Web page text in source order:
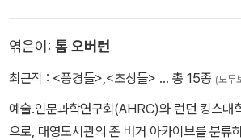
스의 작은 시골 마을에 머물며 농사일과 작업
계 이후에도 여전히 세계 곳곳에서 연극, 비주
엮은이: 톰 오버턴
최근작 : <풍경들> <초상들> … 총 15종 (모두
예술.인문과학연구회(AHRC)와 런던 킹스대
으로, 대영도서관의 존 버거 아카이브를 분류